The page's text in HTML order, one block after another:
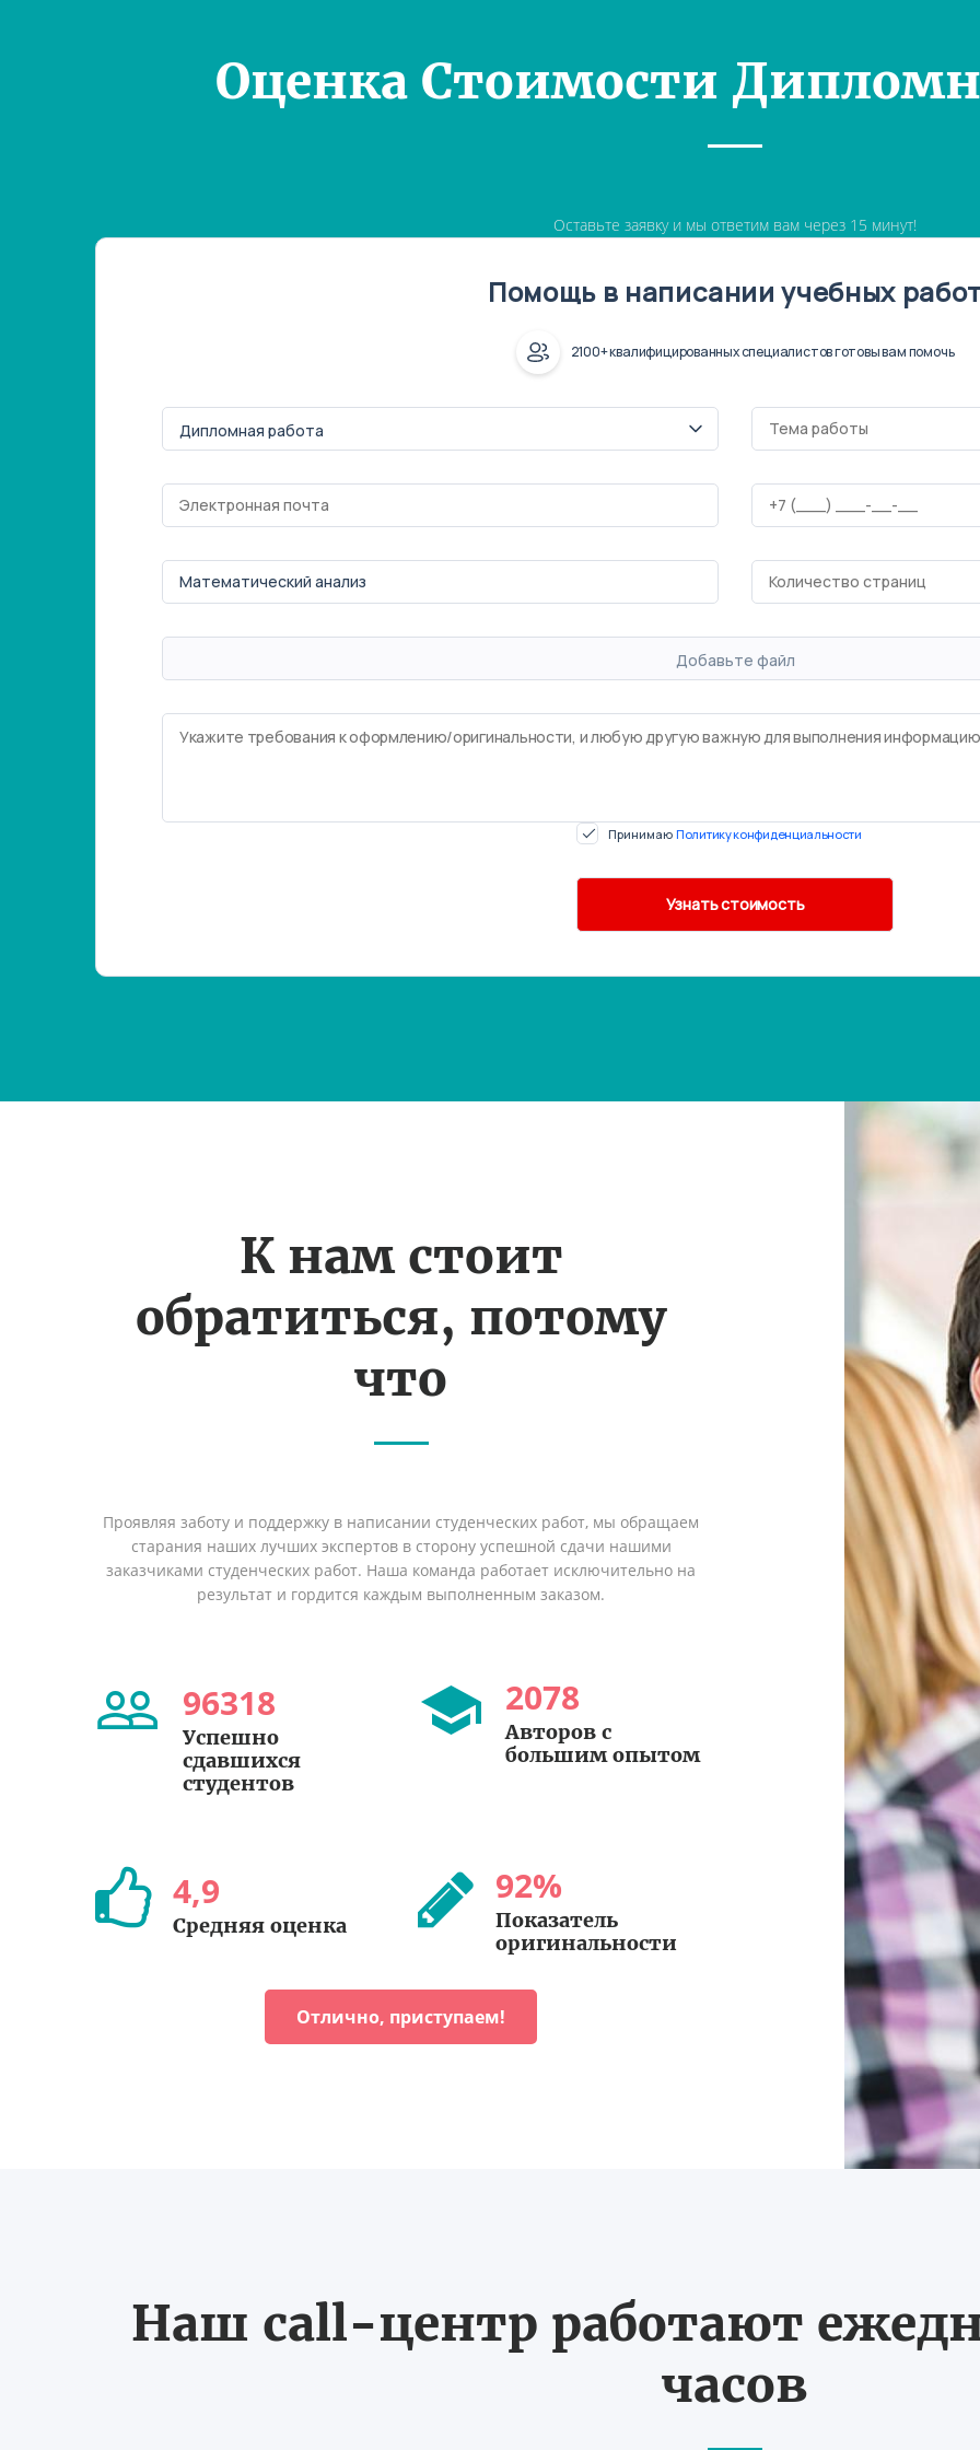
Оценка Стоимости
Оставьте заявку и мы ответим вам через 15 минут!
Помощь в написании учебных
2100+ квалифицированных специалистов готовы вам помочь
Добавьте файл
Принимаю Политику конфиденциальности
К нам стоит
обратиться, потому
что
Проявляя заботу и поддержку в написании студенческих работ, мы обращаем
старания наших лучших экспертов в сторону успешной сдачи нашими
заказчиками студенческих работ. Наша команда работает исключительно на
результат и гордится каждым выполненным заказом.
96318
Успешно
сдавшихся
студентов
2078
Авторов с
большим опытом
4,9
Средняя оценка
92%
Показатель
оригинальности
Отлично, приступаем!
Наш call-центр работают
часов